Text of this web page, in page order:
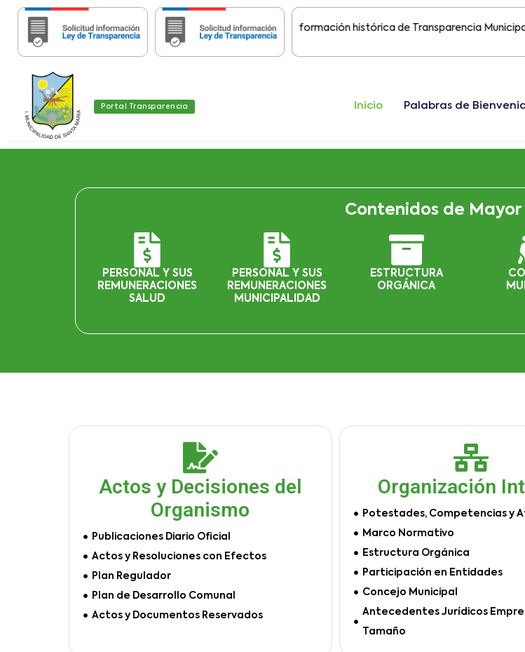
Importante:Estas páginas contienen Información histórica de Transparencia Municipal
Portal Transparencia Inicio Palabras de
Contenidos de Mayor
PERSONAL Y SUS
REMUNERACIONES
SALUD
PERSONAL Y SUS
REMUNERACIONES
MUNICIPALIDAD
ESTRUCTURA
ORGÁNICA
Actos y Decisiones del
Organismo
Publicaciones Diario Oficial
Actos y Resoluciones con Efectos
Plan Regulador
Plan de Desarrollo Comunal
Actos y Documentos Reservados
Organización
Potestades, Competencias y
Marco Normativo
Estructura Orgánica
Participación en Entidades
Concejo Municipal
Antecedentes Jurídicos
Tamaño